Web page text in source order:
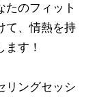
たのフィット
て、情熱を持
す！
リングセッシ